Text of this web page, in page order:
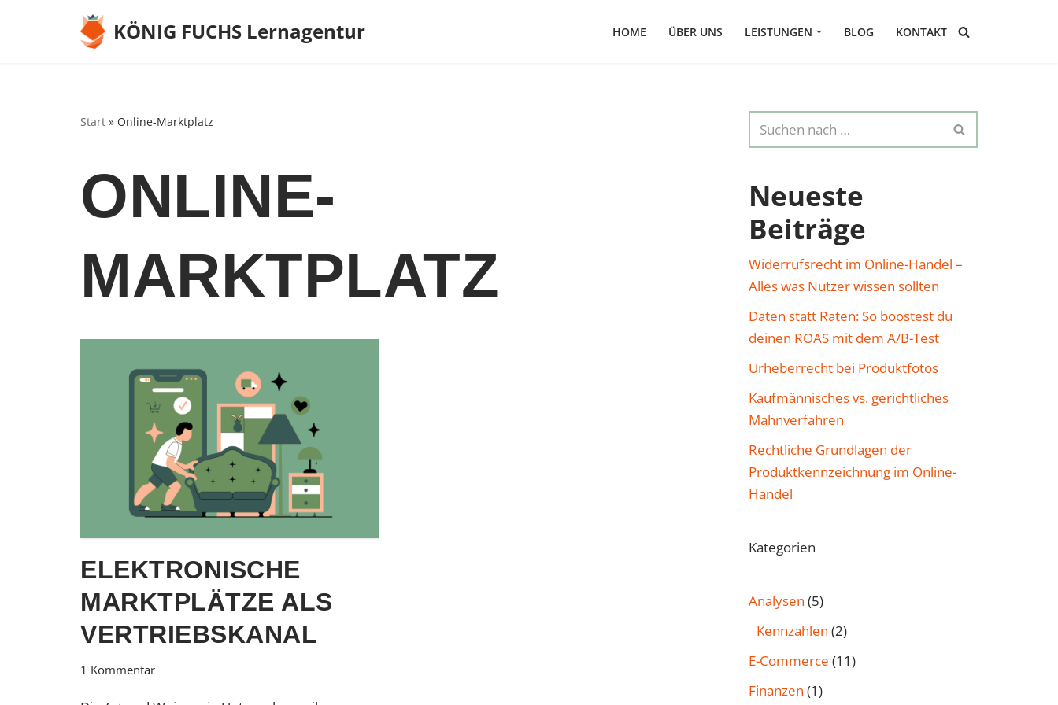
KÖNIG FUCHS Lernagentur HOME ÜBER UNS LEISTUNGEN BLOG KONTAKT
Start » Online-Marktplatz
ONLINE-
MARKTPLATZ
ELEKTRONISCHE
MARKTPLÄTZE ALS
VERTRIEBSKANAL
1 Kommentar
Neueste
Beiträge
Widerrufsrecht im Online-Handel –
Alles was Nutzer wissen sollten
Daten statt Raten: So boostest du
deinen ROAS mit dem A/B-Test
Urheberrecht bei Produktfotos
Kaufmännisches vs. gerichtliches
Mahnverfahren
Rechtliche Grundlagen der
Produktkennzeichnung im Online-
Handel
Kategorien
Analysen (5)
Kennzahlen (2)
E-Commerce (11)
Finanzen (1)